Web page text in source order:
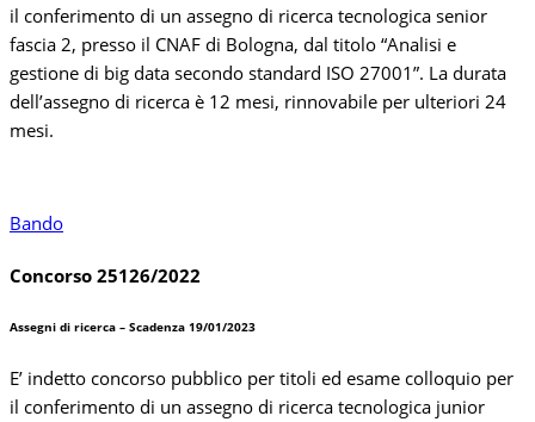
il conferimento di un assegno di ricerca tecnologica senior
fascia 2, presso il CNAF di Bologna, dal titolo “Analisi e
gestione di big data secondo standard ISO 27001”. La durata
dell’assegno di ricerca è 12 mesi, rinnovabile per ulteriori 24
mesi.
Bando
Concorso 25126/2022
Assegni di ricerca – Scadenza 19/01/2023
E’ indetto concorso pubblico per titoli ed esame colloquio per
il conferimento di un assegno di ricerca tecnologica junior